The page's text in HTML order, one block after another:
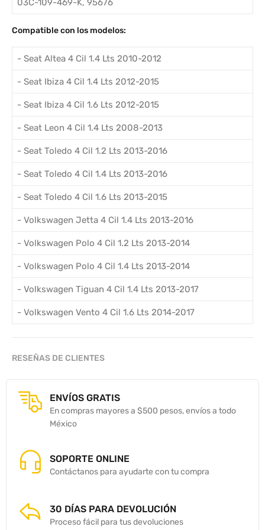
03C-109-469-K, 95676
Compatible con los modelos:
- Seat Altea 4 Cil 1.4 Lts 2010-2012
- Seat Ibiza 4 Cil 1.4 Lts 2012-2015
- Seat Ibiza 4 Cil 1.6 Lts 2012-2015
- Seat Leon 4 Cil 1.4 Lts 2008-2013
- Seat Toledo 4 Cil 1.2 Lts 2013-2016
- Seat Toledo 4 Cil 1.4 Lts 2013-2016
- Seat Toledo 4 Cil 1.6 Lts 2013-2015
- Volkswagen Jetta 4 Cil 1.4 Lts 2013-2016
- Volkswagen Polo 4 Cil 1.2 Lts 2013-2014
- Volkswagen Polo 4 Cil 1.4 Lts 2013-2014
- Volkswagen Tiguan 4 Cil 1.4 Lts 2013-2017
- Volkswagen Vento 4 Cil 1.6 Lts 2014-2017
RESEÑAS DE CLIENTES
ENVÍOS GRATIS
En compras mayores a $500 pesos, envíos a todo
México
SOPORTE ONLINE
Contáctanos para ayudarte con tu compra
30 DÍAS PARA DEVOLUCIÓN
Proceso fácil para tus devoluciones